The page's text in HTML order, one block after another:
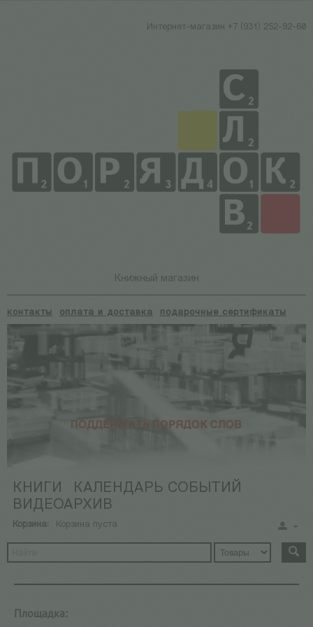
Интернет-магазин +7 (931) 252-92-60
Книжный магазин
контакты оплата и доставка подарочные сертификаты
КНИГИ
КАЛЕНДАРЬ СОБЫТИЙ
ВИДЕОАРХИВ
Корзина: Корзина пуста
Площадка: